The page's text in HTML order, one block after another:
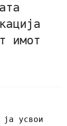
имот
ја усвои